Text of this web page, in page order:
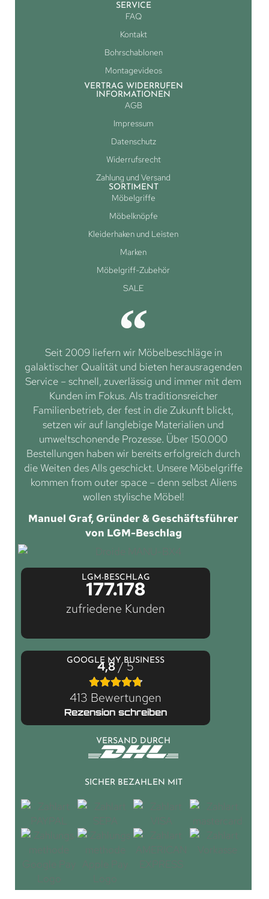
SERVICE
FAQ
Kontakt
Bohrschablonen
Montagevideos
VERTRAG WIDERRUFEN
INFORMATIONEN
AGB
Impressum
Datenschutz
Widerrufsrecht
Zahlung und Versand
SORTIMENT
Möbelgriffe
Möbelknöpfe
Kleiderhaken und Leisten
Marken
Möbelgriff-Zubehör
SALE
Seit 2009 liefern wir Möbelbeschläge in
galaktischer Qualität und bieten herausragenden
Service – schnell, zuverlässig und immer mit dem
Kunden im Fokus. Als traditionsreicher
Familienbetrieb, der fest in die Zukunft blickt,
setzen wir auf langlebige Materialien und
umweltschonende Prozesse. Über 150.000
Bestellungen haben wir bereits erfolgreich durch
die Weiten des Alls geschickt. Unsere Möbelgriffe
kommen from outer space – denn selbst Aliens
wollen stylische Möbel!
Manuel Graf, Gründer & Geschäftsführer
von LGM-Beschlag
LGM-BESCHLAG
177.178
zufriedene Kunden
GOOGLE MY BUSINESS
4,8/ 5
413 Bewertungen
Rezension schreiben
VERSAND DURCH
SICHER BEZAHLEN MIT